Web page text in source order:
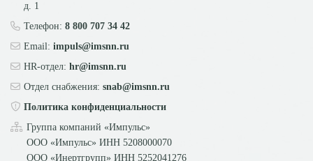
д. 1
Телефон: 8 800 707 34 42
Email: impuls@imsnn.ru
HR-отдел: hr@imsnn.ru
Отдел снабжения: snab@imsnn.ru
Политика конфиденциальности
Группа компаний «Импульс»
ООО «Импульс» ИНН 5208000070
ООО «Инертгрупп» ИНН 5252041276